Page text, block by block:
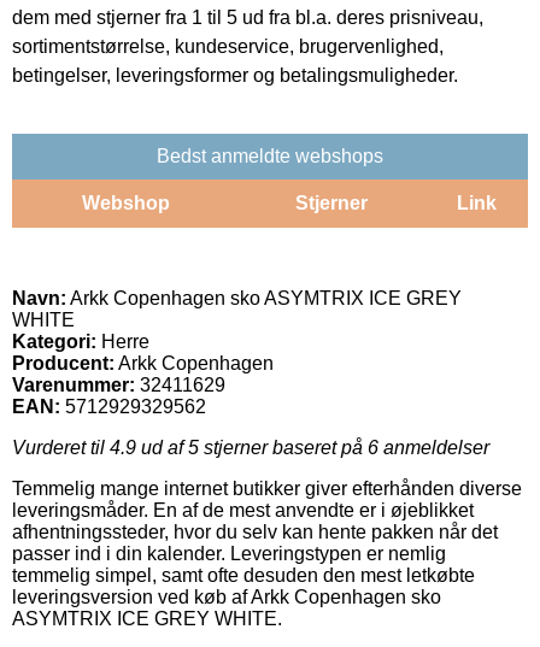
dem med stjerner fra 1 til 5 ud fra bl.a. deres prisniveau,
sortimentstørrelse, kundeservice, brugervenlighed,
betingelser, leveringsformer og betalingsmuligheder.
Bedst anmeldte webshops
Webshop Stjerner Link
Navn: Arkk Copenhagen sko ASYMTRIX ICE GREY
WHITE
Kategori: Herre
Producent: Arkk Copenhagen
Varenummer: 32411629
EAN: 5712929329562
Vurderet til 4.9 ud af 5 stjerner baseret på 6 anmeldelser
Temmelig mange internet butikker giver efterhånden diverse
leveringsmåder. En af de mest anvendte er i øjeblikket
afhentningssteder, hvor du selv kan hente pakken når det
passer ind i din kalender. Leveringstypen er nemlig
temmelig simpel, samt ofte desuden den mest letkøbte
leveringsversion ved køb af Arkk Copenhagen sko
ASYMTRIX ICE GREY WHITE.